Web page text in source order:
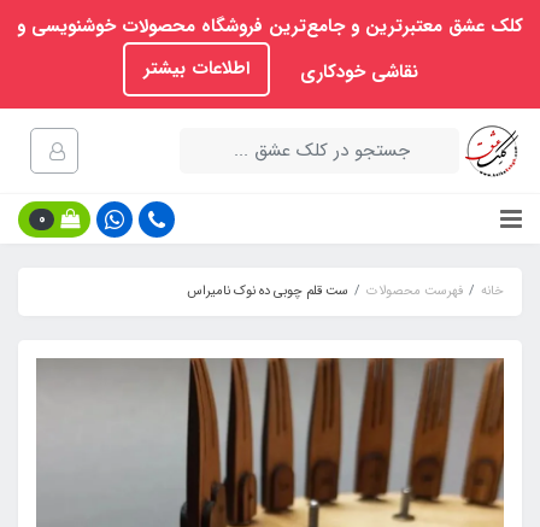
کلک عشق معتبرترین و جامع‌ترین فروشگاه محصولات خوشنویسی و
نقاشی خودکاری
اطلاعات بیشتر
0
خانه فهرست محصولات ست قلم چوبی ده نوک نامیراس